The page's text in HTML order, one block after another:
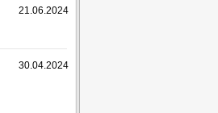
21.06.2024
30.04.2024